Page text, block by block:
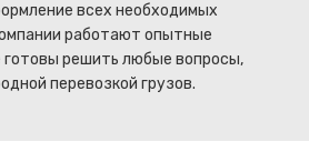
всех необходимых
работают опытные
решить любые вопросы,
перевозкой грузов.